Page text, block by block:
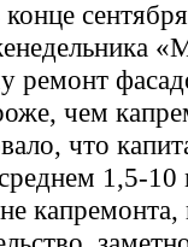
ремонт
чем
что
1,5-10